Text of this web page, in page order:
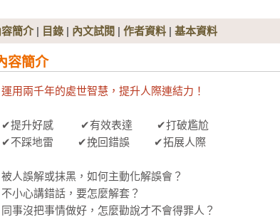
簡介| 目錄 | 內文試閱 | 作者資料 | 基本資料
容簡介
運用兩千年的處世智慧，提升人際連結力！
✔提升好感　　  ✔有效表達　　 ✔打破尷尬
✔不踩地雷 　　✔挽回錯誤 　　✔拓展人際
被人誤解或抹黑，如何主動化解誤會？
不小心講錯話，要怎麼解套？
同事沒把事情做好，怎麼勸說才不會得罪人？